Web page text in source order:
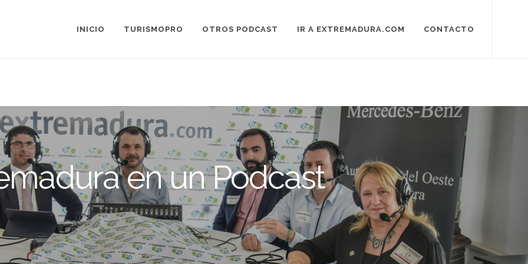
INICIO TURISMOPRO OTROS PODCAST IR A EXTREMADURA.COM CONTACTO
en un Podcast